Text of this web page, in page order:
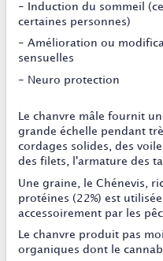
- Induction du sommeil
certaines personnes)
- Amélioration ou
sensuelles
- Neuro protection
Le chanvre mâle fournit
grande échelle pendant
cordages solides, des
des filets, l'armature des
Une graine, le Chénevis,
protéines (22%) est
accessoirement par les
Le chanvre produit pas
organiques dont le